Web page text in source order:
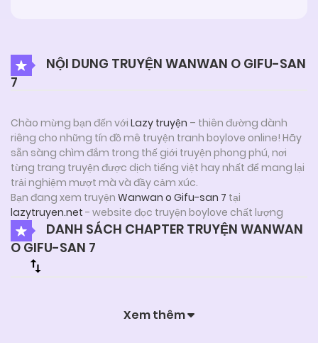
NỘI DUNG TRUYỆN WANWAN O GIFU-SAN
7
Chào mừng bạn đến với Lazy truyện – thiên đường dành
riêng cho những tín đồ mê truyện tranh boylove online! Hãy
sẵn sàng chìm đắm trong thế giới truyện phong phú, nơi
từng trang truyện được dịch tiếng việt hay nhất để mang lại
trải nghiệm mượt mà và đầy cảm xúc.
Bạn đang xem truyện Wanwan o Gifu-san 7 tại
lazytruyen.net - website đọc truyện boylove chất lượng
DANH SÁCH CHAPTER TRUYỆN WANWAN
O GIFU-SAN 7
Xem thêm